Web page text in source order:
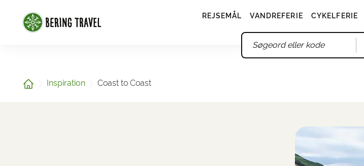
REJSEMÅL VANDREFERIE CYKELFERIE
Hjem Inspiration Coast to Coast